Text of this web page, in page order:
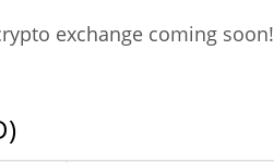
exchange coming soon!